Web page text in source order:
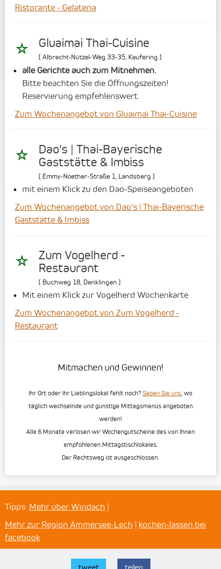
Ristorante - Gelateria
Gluaimai Thai-Cuisine
[ Albrecht-Nützel-Weg 33-35 Kaufering ]
alle Gerichte auch zum Mitnehmen.
Bitte beachten Sie die Öffnungszeiten!
Reservierung empfehlenswert.
Zum Wochenangebot von Gluaimai Thai-Cuisine
Dao's | Thai-Bayerische
Gaststätte & Imbiss
[ Emmy-Noether-Straße 1 Landsberg ]
mit einem Klick zu den Dao-Speiseangeboten
Zum Wochenangebot von Dao's | Thai-Bayerische
Gaststätte & Imbiss
Zum Vogelherd -
Restaurant
[ Buchweg 18 Denklingen ]
Mit einem Klick zur Vogelherd Wochenkarte
Zum Wochenangebot von Zum Vogelherd -
Restaurant
Mitmachen und Gewinnen!
Ihr Ort oder Ihr Lieblingslokal fehlt noch? Sagen Sie uns , wo
täglich wechselnde und günstige Mittagsmenüs angeboten
werden!
Alle 6 Monate verlosen wir Wochengutscheine des von Ihnen
empfohlenen Mittagstischlokales.
Der Rechtsweg ist ausgeschlossen.
Tipps: Mehr über Windach
Mehr zur Region Ammersee-Lech
kochen-lassen bei
facebook
tweet teilen